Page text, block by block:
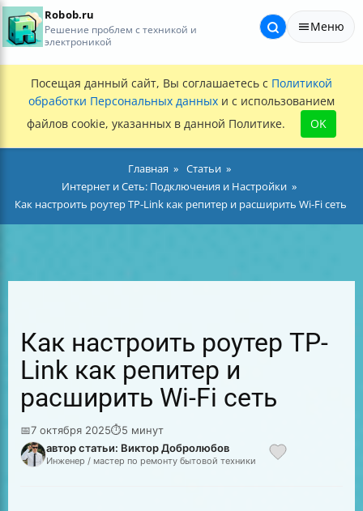
Robob.ru
Решение проблем с техникой и
электроникой
Меню
Посещая данный сайт, Вы соглашаетесь с Политикой
обработки Персональных данных и с использованием
файлов cookie, указанных в данной Политике.
OK
Главная
Статьи
Интернет и Сеть: Подключения и Настройки
Как настроить роутер TP-Link как репитер и расширить Wi-Fi сеть
Как настроить роутер TP-
Link как репитер и
расширить Wi-Fi сеть
📅7 октября 2025⏱5 минут
автор статьи: Виктор Добролюбов
Инженер / мастер по ремонту бытовой техники